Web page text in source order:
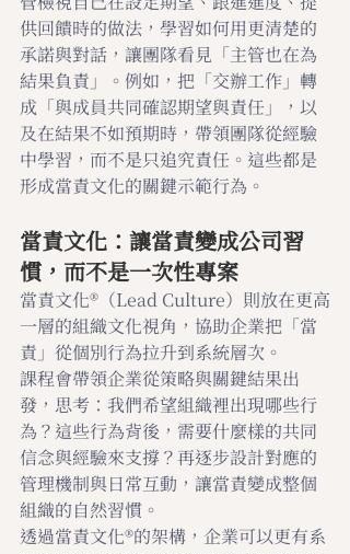
供回饋時的做法，學習如何用更清楚的
承諾與對話，讓團隊看見「主管也在為
結果負責」。例如，把「交辦工作」轉
成「與成員共同確認期望與責任」，以
及在結果不如預期時，帶領團隊從經驗
中學習，而不是只追究責任。這些都是
形成當責文化的關鍵示範行為。
當責文化：讓當責變成公司習
慣，而不是一次性專案
當責文化®（Lead Culture）則放在更高
一層的組織文化視角，協助企業把「當
責」從個別行為拉升到系統層次。
課程會帶領企業從策略與關鍵結果出
發，思考：我們希望組織裡出現哪些行
為？這些行為背後，需要什麼樣的共同
信念與經驗來支撐？再逐步設計對應的
管理機制與日常互動，讓當責變成整個
組織的自然習慣。
透過當責文化®的架構，企業可以更有系